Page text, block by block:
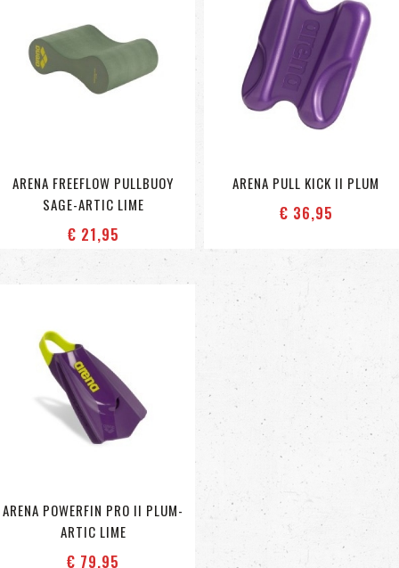
ARENA FREEFLOW PULLBUOY
SAGE-ARTIC LIME
€ 21,95
ARENA PULL KICK II PLUM
€ 36,95
ARENA POWERFIN PRO II PLUM-
ARTIC LIME
€ 79,95